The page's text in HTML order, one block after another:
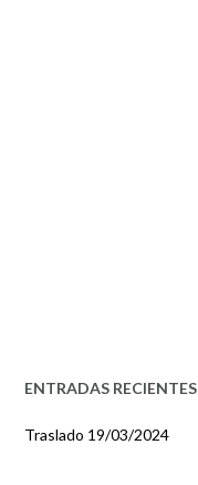
ENTRADAS RECIENTES
Traslado 19/03/2024